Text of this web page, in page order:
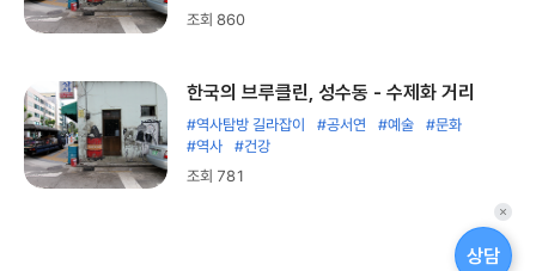
조회 860
한국의 브루클린, 성수동 - 수제화 거리
#역사탐방 길라잡이 #공서연 #예술
#문화
#역사
#건강
조회 781
상담
퀵
메